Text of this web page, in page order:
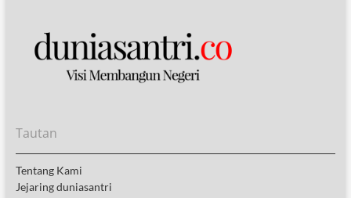
Tautan
Tentang Kami
Jejaring duniasantri